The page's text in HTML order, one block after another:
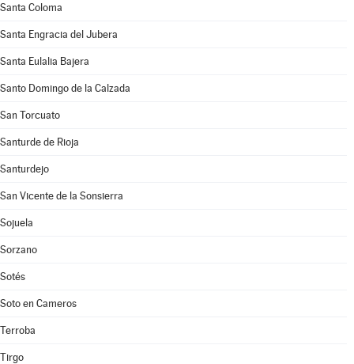
Santa Coloma
Santa Engracia del Jubera
Santa Eulalia Bajera
Santo Domingo de la Calzada
San Torcuato
Santurde de Rioja
Santurdejo
San Vicente de la Sonsierra
Sojuela
Sorzano
Sotés
Soto en Cameros
Terroba
Tirgo